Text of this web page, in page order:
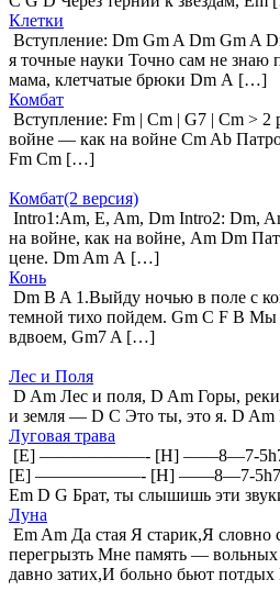
Клетки
Вступление: Dm Gm A Dm Gm A
я точные науки Точно сам не
мама, клетчатые брюки Dm А […]
Комбат
Вступление: Fm | Cm | G7 | Cm > 2
войне — как на войне Cm Ab
Fm Cm […]
Комбат(2 версия)
Intro1:Am, E, Am, Dm Intro2: Dm,
на войне, как на войне, Am Dm
цене. Dm Am А […]
Конь
Dm B A 1.Выйду ночью в поле с
темной тихо пойдем. Gm C F B
вдвоем, Gm7 A […]
Лес и Поля
D Am Лес и поля, D Am Горы,
и земля — D C Это ты, это я. D
Луговая трава
[E] ——————- [H] ——8—7-
[E] ——————- [H] ——8—7-
Em D G Брат, ты слышишь эти
Луна
Em Am Да стая Я старик,Я
перегрызть Мне память —
давно затих,И больно бьют